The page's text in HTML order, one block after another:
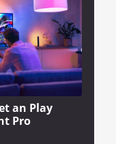
an Play
Pro